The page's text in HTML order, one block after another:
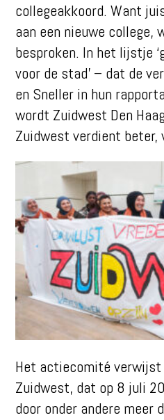
collegeakkoord. Want
aan een nieuwe college,
besproken. In het lijstje
voor de stad’ – dat de
en Sneller in hun
wordt Zuidwest Den
Zuidwest verdient
Het actiecomité verwijst
Zuidwest, dat op 8 juli
door onder andere meer